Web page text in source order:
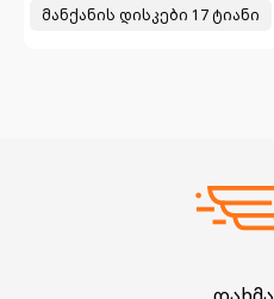
მანქანის დისკები 17 ტიანი